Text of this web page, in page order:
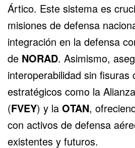
Ártico. Este sistema es
misiones de defensa
integración en la defensa
de NORAD. Asimismo,
interoperabilidad sin fisuras
estratégicos como la
(FVEY) y la OTAN,
con activos de defensa
existentes y futuros.